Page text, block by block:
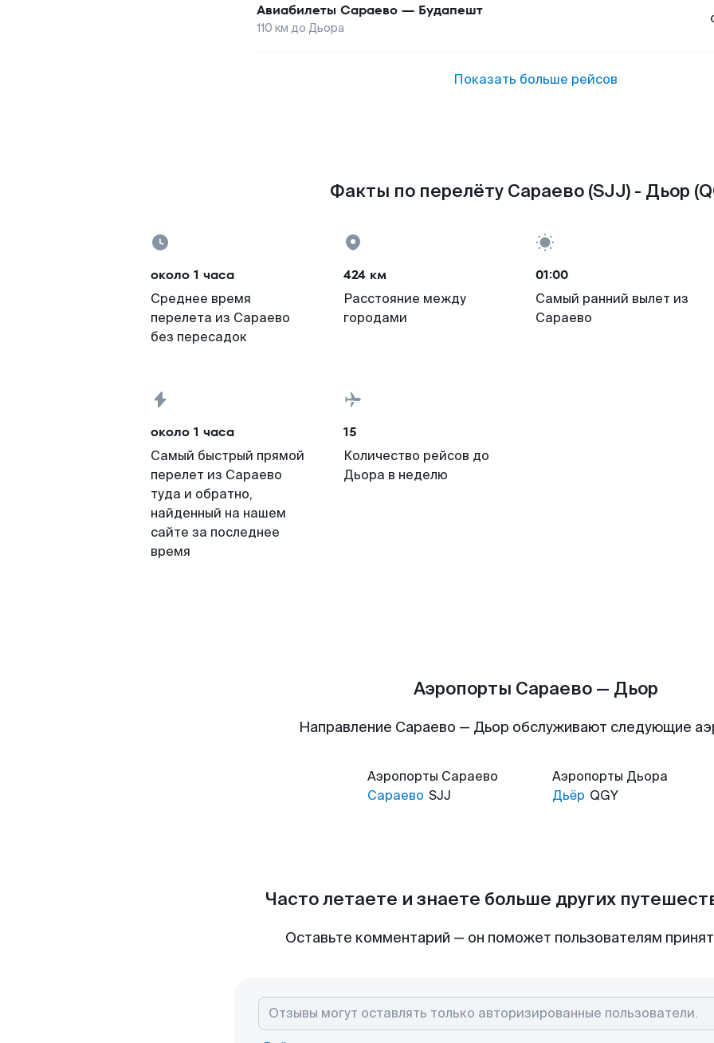
Авиабилеты Сараево — Будапешт
110 км до Дьора
Показать больше рейсов
Факты по перелёту Сараево (SJJ) - Дьор
около 1 часа
Среднее время
перелета из Сараево
без пересадок
424 км
Расстояние между
городами
01:00
Самый ранний вылет из
Сараево
около 1 часа
Самый быстрый прямой
перелет из Сараево
туда и обратно,
найденный на нашем
сайте за последнее
время
15
Количество рейсов до
Дьора в неделю
Аэропорты Сараево — Дьор
Направление Сараево — Дьор обслуживают следующие
Аэропорты Сараево
Сараево SJJ
Аэропорты Дьора
Дьёр QGY
Часто летаете и знаете больше других
Оставьте комментарий — он поможет пользователям